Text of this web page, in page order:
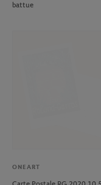
battue
ONEART